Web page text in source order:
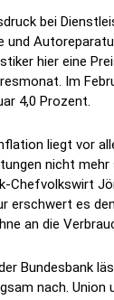
bei
hier eine
Im
4,0 Prozent.
liegt vor
nicht
Chefvolkswirt
erschwert es
an die
Bundesbank
nach. Union